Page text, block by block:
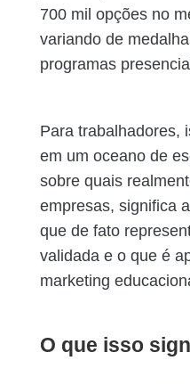
700 mil opções no
variando de
programas
Para trabalhadores,
em um oceano de
sobre quais
empresas, significa
que de fato
validada e o que é
marketing
O que isso